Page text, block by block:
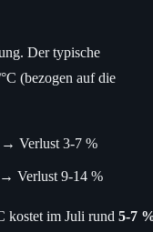
Der typische
(bezogen auf die
→ Verlust 3-7 %
Verlust 9-14 %
kostet im Juli rund 5-7